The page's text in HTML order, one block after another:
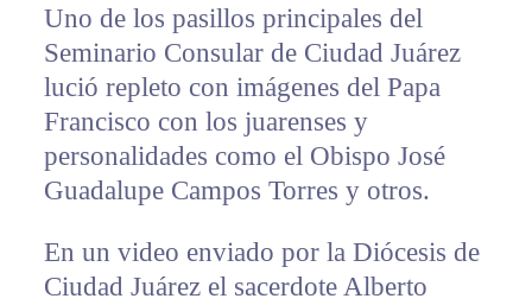
Uno de los pasillos principales del
Seminario Consular de Ciudad Juárez
lució repleto con imágenes del Papa
Francisco con los juarenses y
personalidades como el Obispo José
Guadalupe Campos Torres y otros.
En un video enviado por la Diócesis de
Ciudad Juárez el sacerdote Alberto